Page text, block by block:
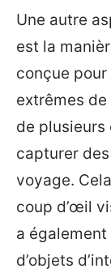
Une autre
est la
conçue
extrêmes de
de plusieurs
capturer
voyage.
coup d’œil
a
d’objets